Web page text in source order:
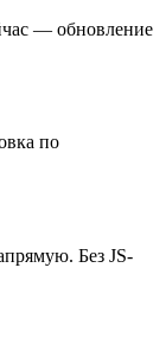
— обновление
по
Без JS-